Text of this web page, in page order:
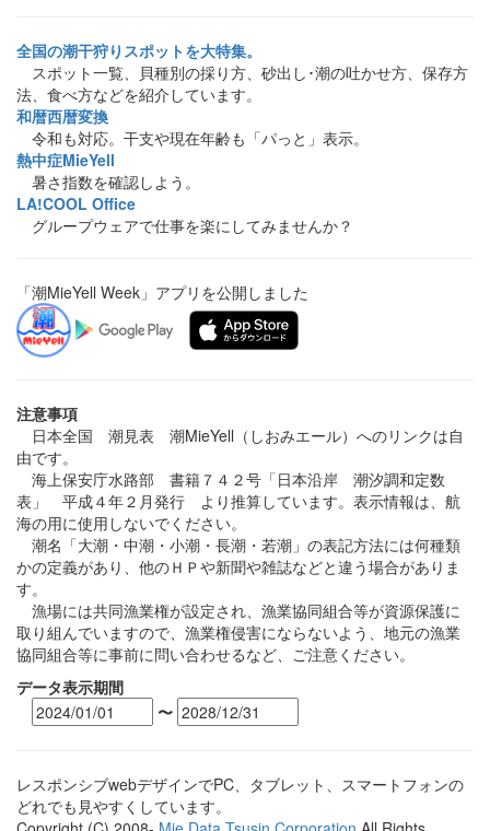
全国の潮干狩りスポットを大特集。
スポット一覧、貝種別の採り方、砂出し･潮の吐かせ方、保存方
法、食べ方などを紹介しています。
和暦西暦変換
令和も対応。干支や現在年齢も「パっと」表示。
熱中症MieYell
暑さ指数を確認しよう。
LA!COOL Office
グループウェアで仕事を楽にしてみませんか？
「潮MieYell Week」アプリを公開しました
注意事項
日本全国 潮見表 潮MieYell（しおみエール）へのリンクは自
由です。
海上保安庁水路部 書籍７４２号「日本沿岸 潮汐調和定数
表」 平成４年２月発行 より推算しています。表示情報は、航
海の用に使用しないでください。
潮名「大潮・中潮・小潮・長潮・若潮」の表記方法には何種類
かの定義があり、他のＨＰや新聞や雑誌などと違う場合がありま
す。
漁場には共同漁業権が設定され、漁業協同組合等が資源保護に
取り組んでいますので、漁業権侵害にならないよう、地元の漁業
協同組合等に事前に問い合わせるなど、ご注意ください。
データ表示期間
〜
レスポンシブwebデザインでPC、タブレット、スマートフォンの
どれでも見やすくしています。